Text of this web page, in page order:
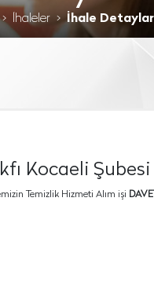
İhaleler İhale
Kocaeli
Temizlik Hizmeti Alım işi